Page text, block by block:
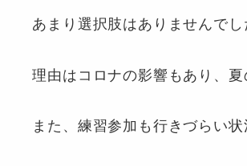
あまり選択肢はありませんでし
理由はコロナの影響もあり、
また、練習参加も行きづらい状